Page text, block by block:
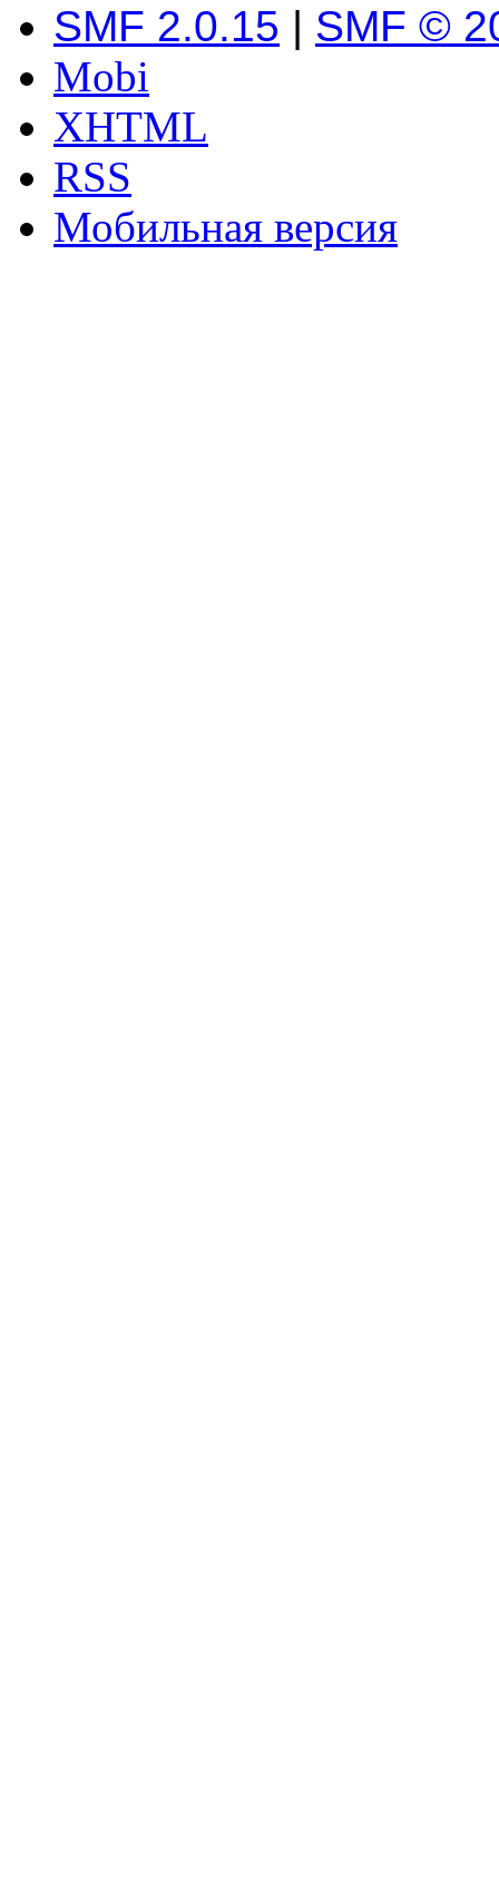
SMF 2.0.15 | SMF ©
Mobi
XHTML
RSS
Мобильная версия